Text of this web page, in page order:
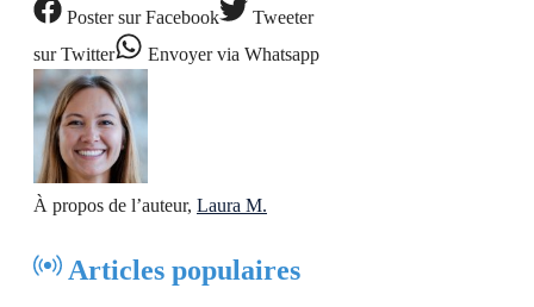
Postersur Facebook
Tweeter
sur Twitter
Envoyervia Whatsapp
À propos de l’auteur, Laura M.
Articles populaires